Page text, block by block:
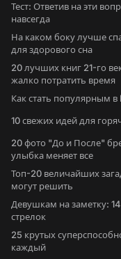
Тест: Ответив на эти
навсегда
На каком боку лучше
для здорового сна
20 лучших книг 21-го
жалко потратить время
Как стать популярным
10 свежих идей для
20 фото "До и После"
улыбка меняет все
Топ-20 величайших
могут решить
Девушкам на заметку:
стрелок
25 крутых
каждый